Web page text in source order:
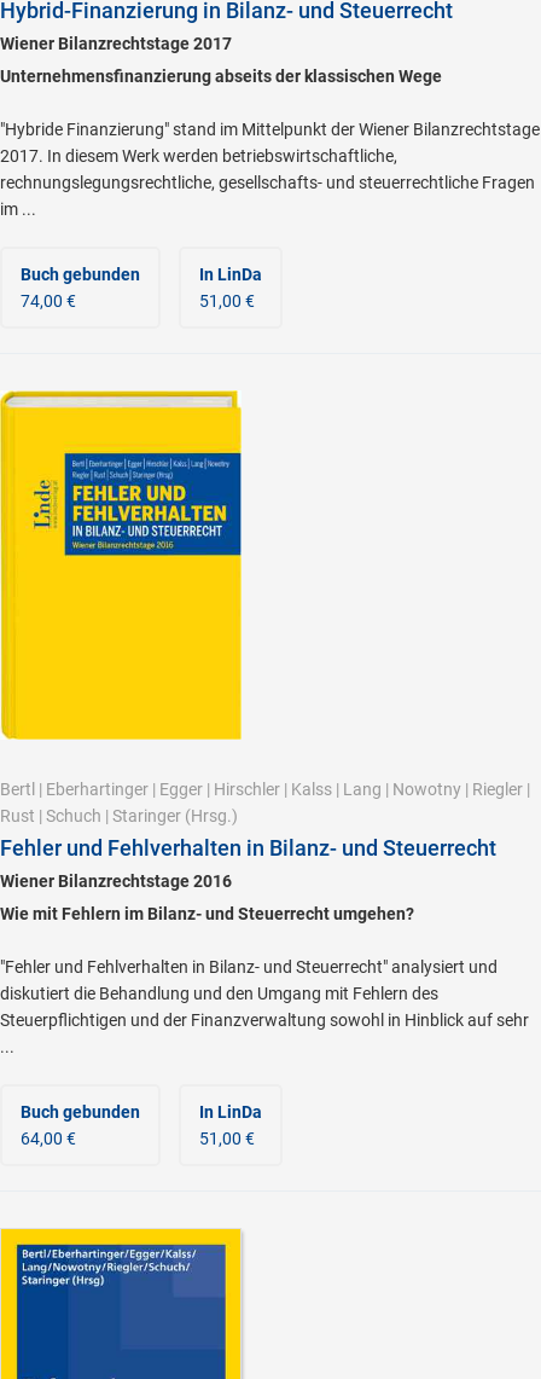
Hybrid-Finanzierung in Bilanz- und Steuerrecht
Wiener Bilanzrechtstage 2017
Unternehmensfinanzierung abseits der klassischen Wege
"Hybride Finanzierung" stand im Mittelpunkt der Wiener Bilanzrechtstage
2017. In diesem Werk werden betriebswirtschaftliche,
rechnungslegungsrechtliche, gesellschafts- und steuerrechtliche Fragen
im ...
Buch gebunden
74,00 €
In LinDa
51,00 €
Bertl | Eberhartinger | Egger | Hirschler | Kalss | Lang | Nowotny | Riegler |
Rust | Schuch | Staringer (Hrsg.)
Fehler und Fehlverhalten in Bilanz- und Steuerrecht
Wiener Bilanzrechtstage 2016
Wie mit Fehlern im Bilanz- und Steuerrecht umgehen?
"Fehler und Fehlverhalten in Bilanz- und Steuerrecht" analysiert und
diskutiert die Behandlung und den Umgang mit Fehlern des
Steuerpflichtigen und der Finanzverwaltung sowohl in Hinblick auf sehr
...
Buch gebunden
64,00 €
In LinDa
51,00 €